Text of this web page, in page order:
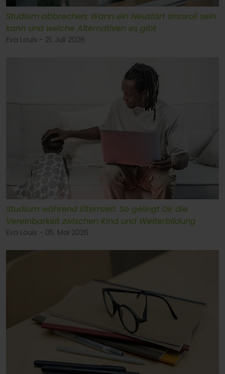
Studium abbrechen: Wann ein Neustart sinnvoll sein
kann und welche Alternativen es gibt
Eva Louis - 21. Juli 2026
Studium während Elternzeit: So gelingt Dir die
Vereinbarkeit zwischen Kind und Weiterbildung
Eva Louis - 05. Mai 2026